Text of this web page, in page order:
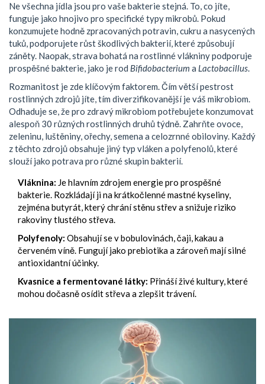
Ne všechna jídla jsou pro vaše bakterie stejná. To, co jíte,
funguje jako hnojivo pro specifické typy mikrobů. Pokud
konzumujete hodně zpracovaných potravin, cukru a nasycených
tuků, podporujete růst škodlivých bakterií, které způsobují
záněty. Naopak, strava bohatá na rostlinné vlákniny podporuje
prospěšné bakterie, jako je rod Bifidobacterium a Lactobacillus.
Rozmanitost je zde klíčovým faktorem. Čím větší pestrost
rostlinných zdrojů jíte, tím diverzifikovanější je váš mikrobiom.
Odhaduje se, že pro zdravý mikrobiom potřebujete konzumovat
alespoň 30 různých rostlinných druhů týdně. Zahrňte ovoce,
zeleninu, luštěniny, ořechy, semena a celozrnné obiloviny. Každý
z těchto zdrojů obsahuje jiný typ vláken a polyfenolů, které
slouží jako potrava pro různé skupin bakterií.
Vláknina: Je hlavním zdrojem energie pro prospěšné
bakterie. Rozkládají ji na krátkočlenné mastné kyseliny,
zejména butyrát, který chrání stěnu střev a snižuje riziko
rakoviny tlustého střeva.
Polyfenoly: Obsahují se v bobulovinách, čaji, kakau a
červeném víně. Fungují jako prebiotika a zároveň mají silné
antioxidantní účinky.
Kvasnice a fermentované látky: Přináší živé kultury, které
mohou dočasně osídit střeva a zlepšit trávení.